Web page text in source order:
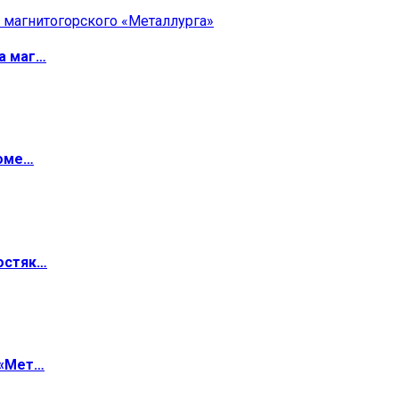
маг…